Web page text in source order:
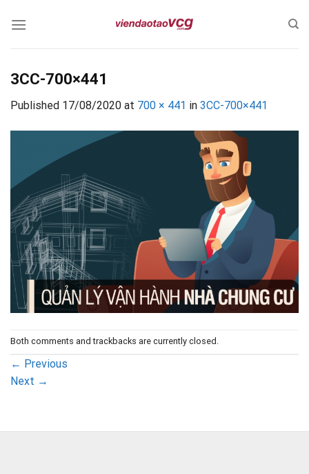
3CC-700×441
Published 17/08/2020 at 700 × 441 in 3CC-700×441
Both comments and trackbacks are currently closed.
← Previous
Next →